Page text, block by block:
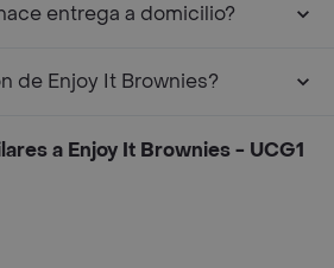
entrega a domicilio?
de Enjoy It Brownies?
a Enjoy It Brownies - UCG1